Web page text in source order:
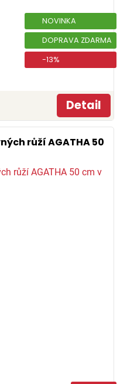
NOVINKA
DOPRAVA ZDARMA
-13%
Detail
růží AGATHA 50